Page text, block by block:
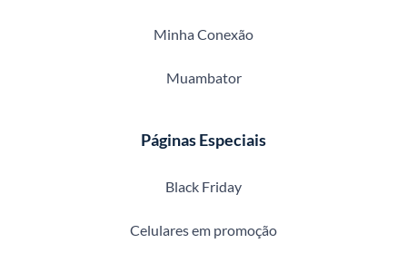
Minha Conexão
Muambator
Páginas Especiais
Black Friday
Celulares em promoção